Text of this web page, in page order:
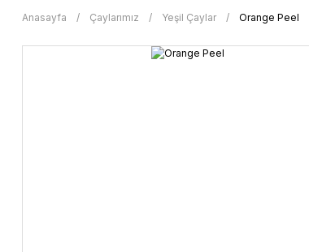
Anasayfa Çaylarımız Yeşil Çaylar Orange Peel